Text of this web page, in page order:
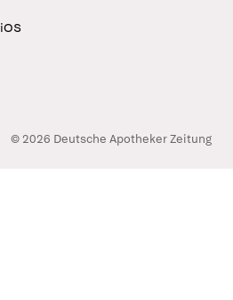
© 2026 Deutsche Apotheker Zeitung